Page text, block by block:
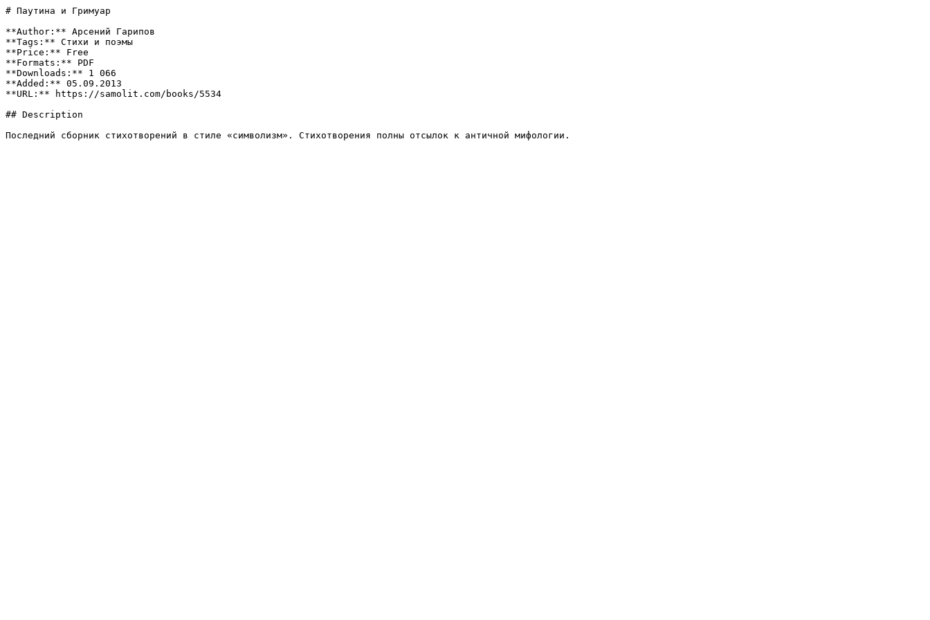
# Паутина и Гримуар
**Author:** Арсений Гарипов
**Tags:** Стихи и поэмы
**Price:** Free
**Formats:** PDF
**Downloads:** 1 066
**Added:** 05.09.2013
**URL:** https://samolit.com/books/5534
## Description
Последний сборник стихотворений в стиле «символизм». Стихотворения полны отсылок к античной мифологии.